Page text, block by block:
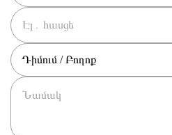
Դիմում / Բողոք